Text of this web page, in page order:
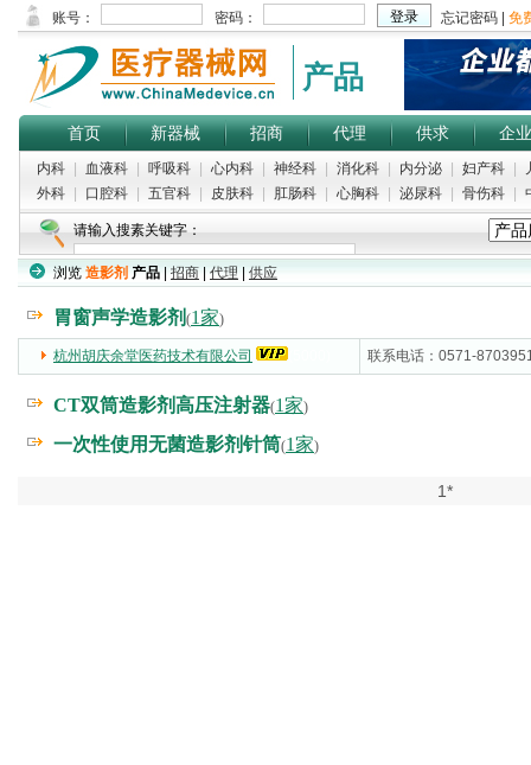
产品
首页 新器械 招商 代理 供求 企业
内科 血液科 呼吸科 心内科 神经科 消化科 内分泌 妇产科
外科
口腔科 五官科 皮肤科 肛肠科 心胸科 泌尿科 骨伤科
请输入搜素关键字：
浏览 造影剂 产品 招商 代理 供应
胃窗声学造影剂 (1家)
杭州胡庆余堂医药技术有限公司 联系电话：0571-
CT双筒造影剂高压注射器(1家)
一次性使用无菌造影剂针筒(1家)
1*